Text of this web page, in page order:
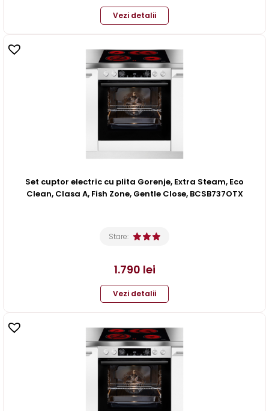
Vezi detalii
Set cuptor electric cu plita Gorenje, Extra Steam, Eco
Clean, Clasa A, Fish Zone, Gentle Close, BCSB737OTX
Stare:
1.790 lei
Vezi detalii